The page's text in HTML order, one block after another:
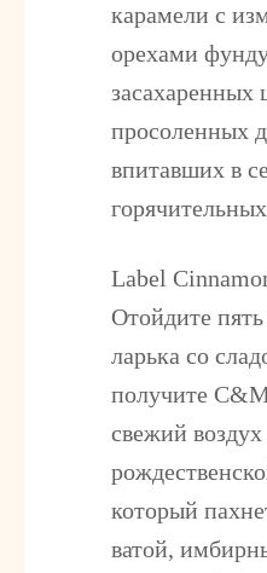
карамели с
орехами
засахаренных
просоленных
впитавших в
Label
Отойдите
ларька со
получите
свежий воздух
который
ватой,